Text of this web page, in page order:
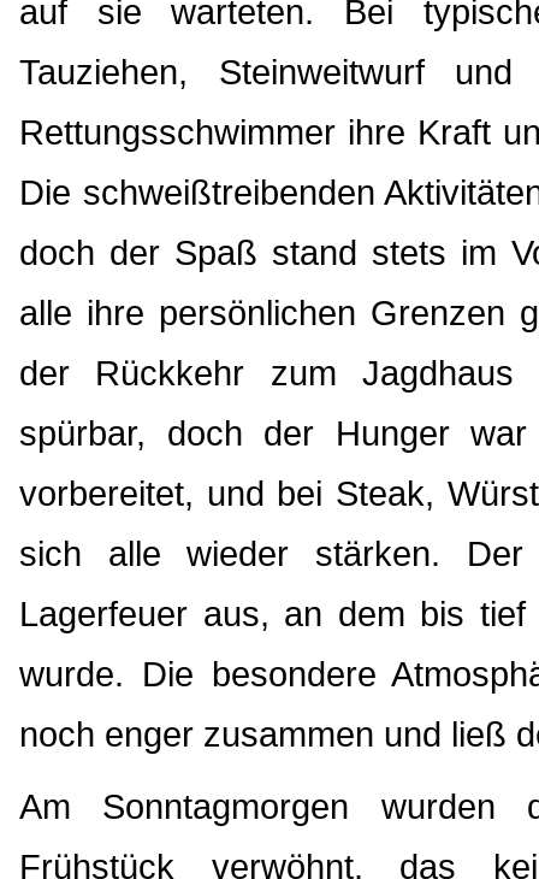
auf sie warteten. Bei
Tauziehen, Steinweitwurf
Rettungsschwimmer ihre Kraft
Die schweißtreibenden
doch der Spaß stand stets im
alle ihre persönlichen Grenzen
der Rückkehr zum Jagdhaus
spürbar, doch der Hunger
vorbereitet, und bei Steak,
sich alle wieder stärken. Der
Lagerfeuer aus, an dem bis
wurde. Die besondere
noch enger zusammen und ließ
Am Sonntagmorgen wurden
Frühstück verwöhnt, das